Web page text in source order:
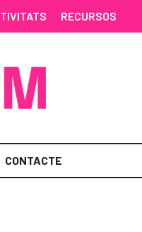
RECURSOS
CONTACTE